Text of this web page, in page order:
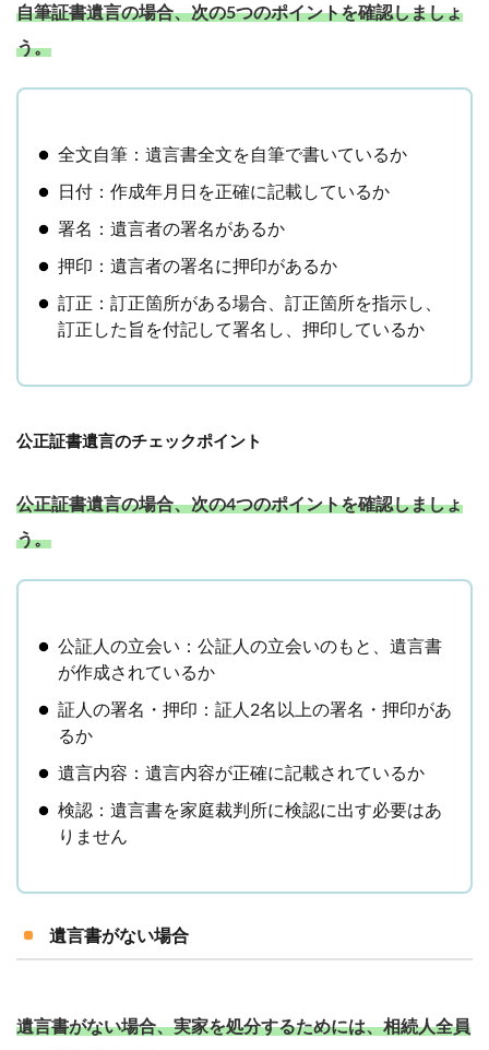
自筆証書遺言の場合、次の5つのポイントを確認しましょ
う。
全文自筆：遺言書全文を自筆で書いているか
日付：作成年月日を正確に記載しているか
署名：遺言者の署名があるか
押印：遺言者の署名に押印があるか
訂正：訂正箇所がある場合、訂正箇所を指示し、
訂正した旨を付記して署名し、押印しているか
公正証書遺言のチェックポイント
公正証書遺言の場合、次の4つのポイントを確認しましょ
う。
公証人の立会い：公証人の立会いのもと、遺言書
が作成されているか
証人の署名・押印：証人2名以上の署名・押印があ
るか
遺言内容：遺言内容が正確に記載されているか
検認：遺言書を家庭裁判所に検認に出す必要はあ
りません
遺言書がない場合
遺言書がない場合、実家を処分するためには、相続人全員